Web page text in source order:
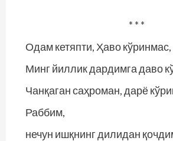
* * *
Одам кетяпти, Ҳаво кўринмас,
Минг йиллик дардимга даво
Чанқаган саҳроман, дарё
Раббим,
нечун ишқнинг дилидан